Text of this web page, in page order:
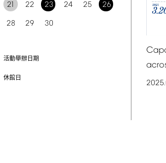
21 22 23 24 25 26
28 29 30
活動舉辦日期
休館日